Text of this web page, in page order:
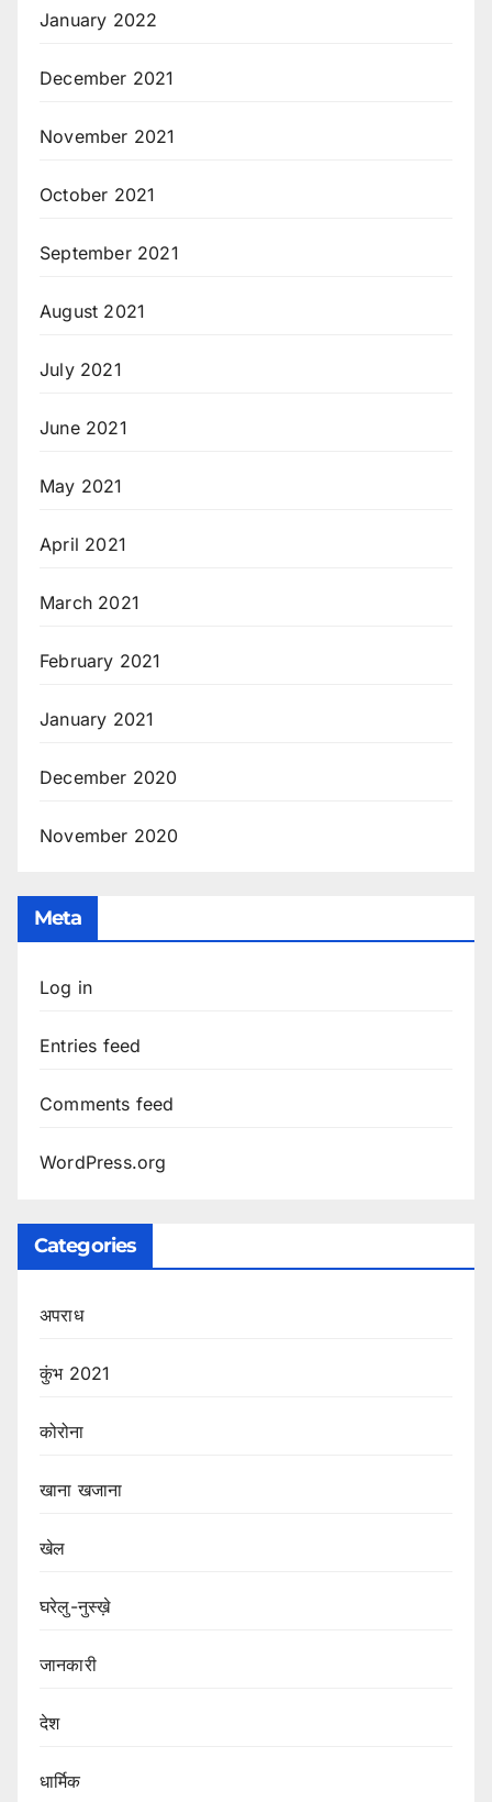
January 2022
December 2021
November 2021
October 2021
September 2021
August 2021
July 2021
June 2021
May 2021
April 2021
March 2021
February 2021
January 2021
December 2020
November 2020
Meta
Log in
Entries feed
Comments feed
WordPress.org
Categories
अपराध
कुंभ 2021
कोरोना
खाना खजाना
खेल
घरेलु-नुस्ख़े
जानकारी
देश
धार्मिक